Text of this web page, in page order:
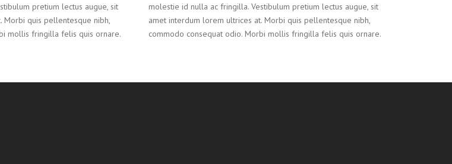
pretium lectus augue, sit
Morbi quis pellentesque nibh,
mollis fringilla felis quis ornare.
molestie id nulla ac fringilla. Vestibulum pretium lectus augue, sit
amet interdum lorem ultrices at. Morbi quis pellentesque nibh,
commodo consequat odio. Morbi mollis fringilla felis quis ornare.